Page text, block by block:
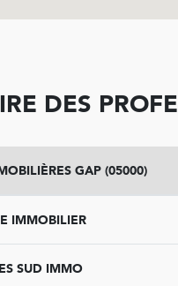
DES
GAP (05000)
IMMOBILIER
SUD IMMO